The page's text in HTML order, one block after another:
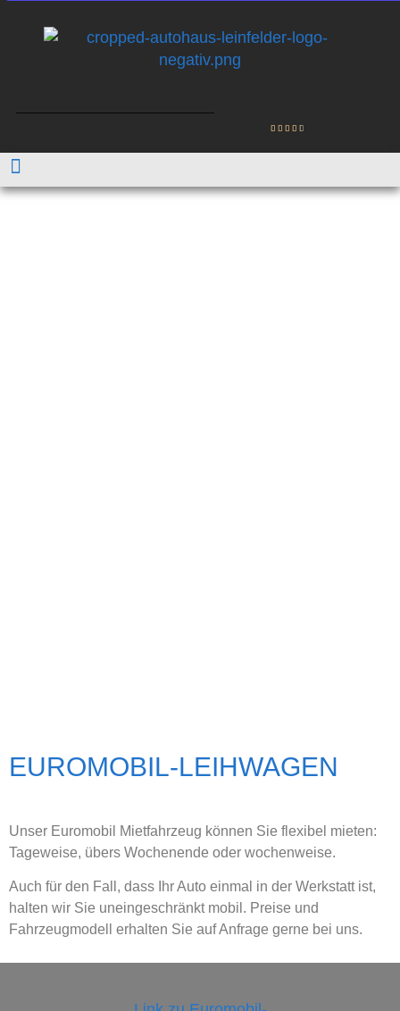
EUROMOBIL-LEIHWAGEN
Unser Euromobil Mietfahrzeug können Sie flexibel mieten:
Tageweise, übers Wochenende oder wochenweise.
Auch für den Fall, dass Ihr Auto einmal in der Werkstatt ist,
halten wir Sie uneingeschränkt mobil. Preise und
Fahrzeugmodell erhalten Sie auf Anfrage gerne bei uns.